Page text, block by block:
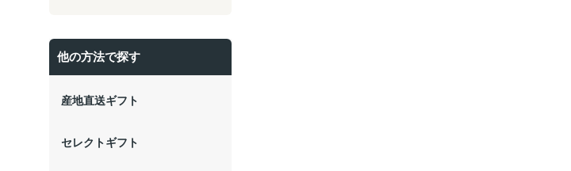
他の方法で探す
産地直送ギフト
セレクトギフト